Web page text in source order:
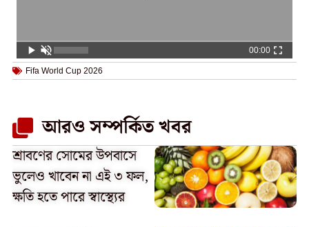
00:00
Fifa World Cup 2026
আরও সম্পর্কিত খবর
শ্রাবণের সোমের উপবাসে
ভুলেও খাবেন না এই ৩ ফল,
ক্ষতি হতে পারে স্বাস্থ্যের